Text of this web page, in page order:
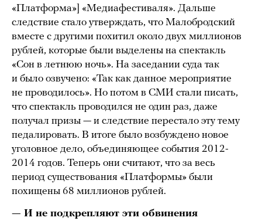
«Платформа»] «Медиафестиваля». Дальше
следствие стало утверждать, что Малобродский
вместе с другими похитил около двух миллионов
рублей, которые были выделены на спектакль
«Сон в летнюю ночь». На заседании суда так
и было озвучено: «Так как данное мероприятие
не проводилось». Но потом в СМИ стали писать,
что спектакль проводился не один раз, даже
получал призы — и следствие перестало эту тему
педалировать. В итоге было возбуждено новое
уголовное дело, объединяющее события 2012-
2014 годов. Теперь они считают, что за весь
период существования «Платформы» были
похищены 68 миллионов рублей.
— И не подкрепляют эти обвинения